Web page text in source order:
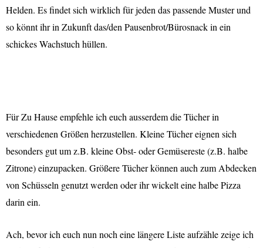
Helden. Es findet sich wirklich für jeden das passende Muster und
so könnt ihr in Zukunft das/den Pausenbrot/Bürosnack in ein
schickes Wachstuch hüllen.
Für Zu Hause empfehle ich euch ausserdem die Tücher in
verschiedenen Größen herzustellen. Kleine Tücher eignen sich
besonders gut um z.B. kleine Obst- oder Gemüsereste (z.B. halbe
Zitrone) einzupacken. Größere Tücher können auch zum Abdecken
von Schüsseln genutzt werden oder ihr wickelt eine halbe Pizza
darin ein.
Ach, bevor ich euch nun noch eine längere Liste aufzähle zeige ich